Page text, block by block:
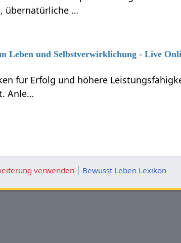
übernatürliche …
Leben und Selbstverwirklichung - Live
für Erfolg und höhere
Anle…
verwenden Bewusst Leben Lexikon